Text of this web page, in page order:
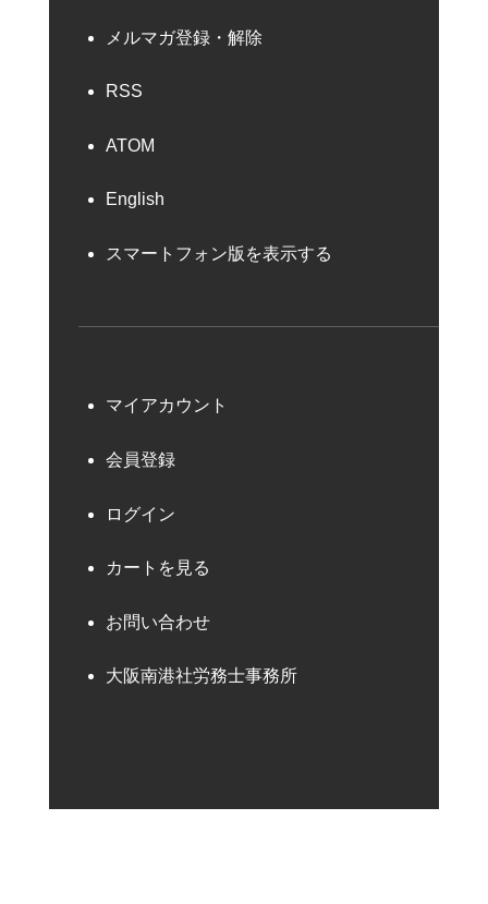
メルマガ登録・解除
RSS
ATOM
English
スマートフォン版を表示する
マイアカウント
会員登録
ログイン
カートを見る
お問い合わせ
大阪南港社労務士事務所